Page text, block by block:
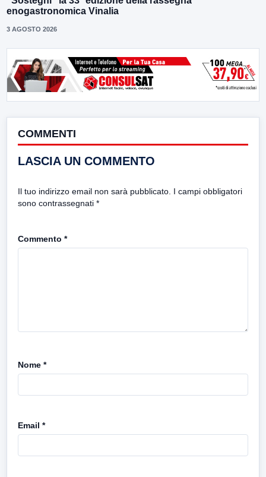
enogastronomica Vinalia
3 AGOSTO 2026
COMMENTI
LASCIA UN COMMENTO
Il tuo indirizzo email non sarà pubblicato. I campi obbligatori
sono contrassegnati *
Commento *
Nome *
Email *